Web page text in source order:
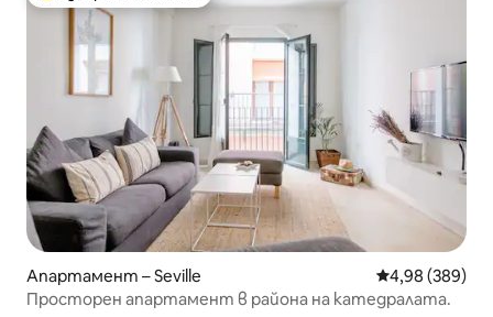
Апартамент – Seville Средна
4,98 (389)
Просторен апартамент в района на катедралата.